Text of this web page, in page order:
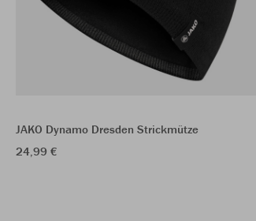
JAKO Dynamo Dresden Strickmütze
24,99 €